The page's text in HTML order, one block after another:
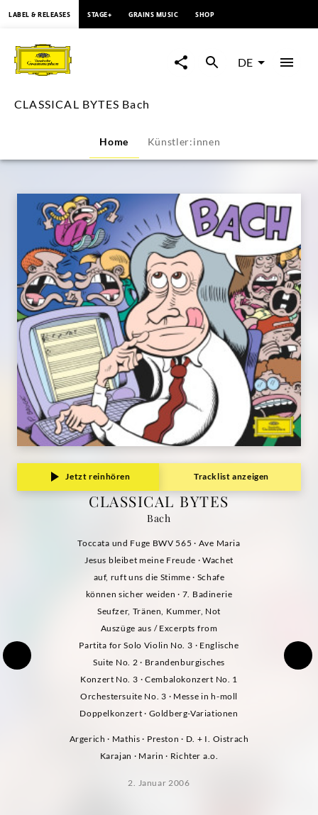
CLASSICAL
BYTES
Bach
Deutsche
Grammophon
LABEL & RELEASES STAGE+ GRAINS MUSIC SHOP
DE
CLASSICAL BYTES Bach
Home Künstler:innen
Jetzt reinhören Tracklist anzeigen
CLASSICAL BYTES
Bach
Toccata und Fuge BWV 565 · Ave Maria
Jesus bleibet meine Freude · Wachet
auf, ruft uns die Stimme · Schafe
können sicher weiden · 7. Badinerie
Seufzer, Tränen, Kummer, Not
Auszüge aus / Excerpts from
Partita for Solo Violin No. 3 · Englische
Suite No. 2 · Brandenburgisches
Konzert No. 3 · Cembalokonzert No. 1
Orchestersuite No. 3 · Messe in h-moll
Doppelkonzert · Goldberg-Variationen
Argerich · Mathis · Preston · D. + I. Oistrach
Karajan · Marin · Richter a.o.
2. Januar 2006